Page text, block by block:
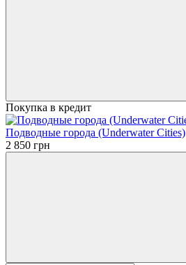
Покупка в кредит
Подводные города (Underwater Cities)
2 850 грн